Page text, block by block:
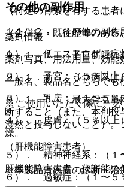
（特定の背景を有する患者
（合併症・既往歴等のある
９．１．１． 子宮筋腫の
９．１．２． うつ病又は
９．１．３． 最大骨塩量
断すること（また、本剤
漫然と投与しないこと）
（肝機能障害患者）
肝機能障害患者：代謝能の
その他の副作用
１１．２． その他の副作
１）． 低エストロゲン症
２）． 子宮：（５％以上
３）． 乳房：（１〜５％
４）． 皮膚：（５％以上
燥。
５）． 精神神経系：（１
６）． 過敏症：（１〜５
薬剤情報
薬剤写真、用法用量、効
一般名、製品名どちらでも
※ ご使用いただく際に、
※本製品は疾病の診断・治